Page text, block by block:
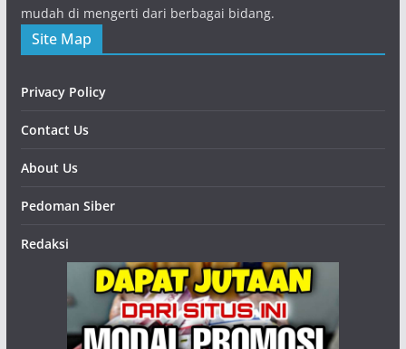
mudah di mengerti dari berbagai bidang.
Site Map
Privacy Policy
Contact Us
About Us
Pedoman Siber
Redaksi